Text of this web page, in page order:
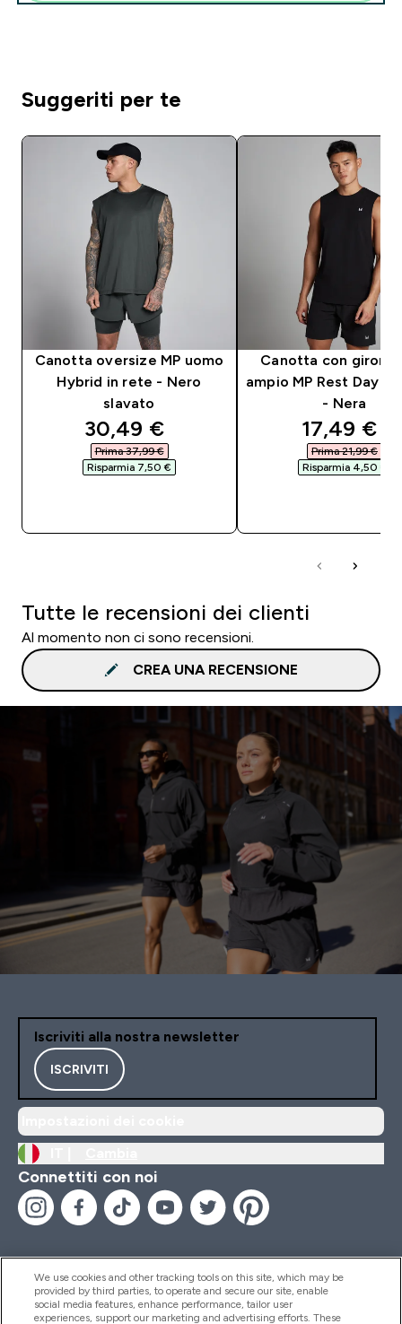
Suggeriti per te
Canotta oversize MP uomo
Hybrid in rete - Nero
slavato
discounted price
30,49 €‎
Prima 37,99 €‎
Risparmia 7,50 €‎
Canotta con
ampio MP Rest Day
- Nera
17,49 €‎
Prima 21,99 €‎
Risparmia 4,50 €‎
Tutte le recensioni dei clienti
Al momento non ci sono recensioni.
CREA UNA RECENSIONE
Iscriviti alla nostra newsletter
ISCRIVITI
Connettiti con noi
Aiuto & Informazioni
We use cookies and other tracking tools on this site, which may be
provided by third parties, to operate and secure our site, enable
social media features, enhance performance, tailor user
experiences, support our marketing and advertising efforts. These